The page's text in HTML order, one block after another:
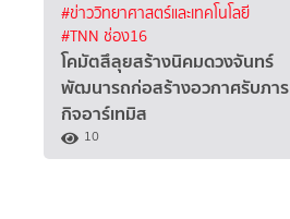
#ข่าววิทยาศาสตร์และเทคโนโลยี
#TNN ช่อง16
โคมัตสึลุยสร้างนิคมดวงจันทร์
พัฒนารถก่อสร้างอวกาศรับภาร
กิจอาร์เทมิส
10